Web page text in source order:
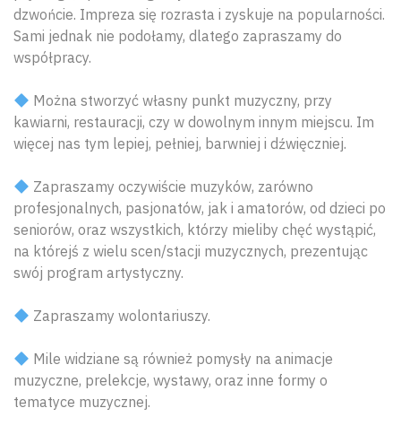
dzwońcie. Impreza się rozrasta i zyskuje na popularności.
Sami jednak nie podołamy, dlatego zapraszamy do
współpracy.
Można stworzyć własny punkt muzyczny, przy
kawiarni, restauracji, czy w dowolnym innym miejscu. Im
więcej nas tym lepiej, pełniej, barwniej i dźwięczniej.
Zapraszamy oczywiście muzyków, zarówno
profesjonalnych, pasjonatów, jak i amatorów, od dzieci po
seniorów, oraz wszystkich, którzy mieliby chęć wystąpić,
na którejś z wielu scen/stacji muzycznych, prezentując
swój program artystyczny.
Zapraszamy wolontariuszy.
Mile widziane są również pomysły na animacje
muzyczne, prelekcje, wystawy, oraz inne formy o
tematyce muzycznej.